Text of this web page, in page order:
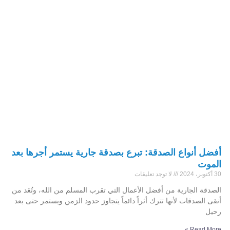
أفضل أنواع الصدقة: تبرع بصدقة جارية يستمر أجرها بعد
الموت
30 أكتوبر، 2024 لا توجد تعليقات
الصدقة الجارية من أفضل الأعمال التي تقرب المسلم من الله، وتُعَد من
أنقى الصدقات لأنها تترك أثراً دائماً يتجاوز حدود الزمن ويستمر حتى بعد
رحيل